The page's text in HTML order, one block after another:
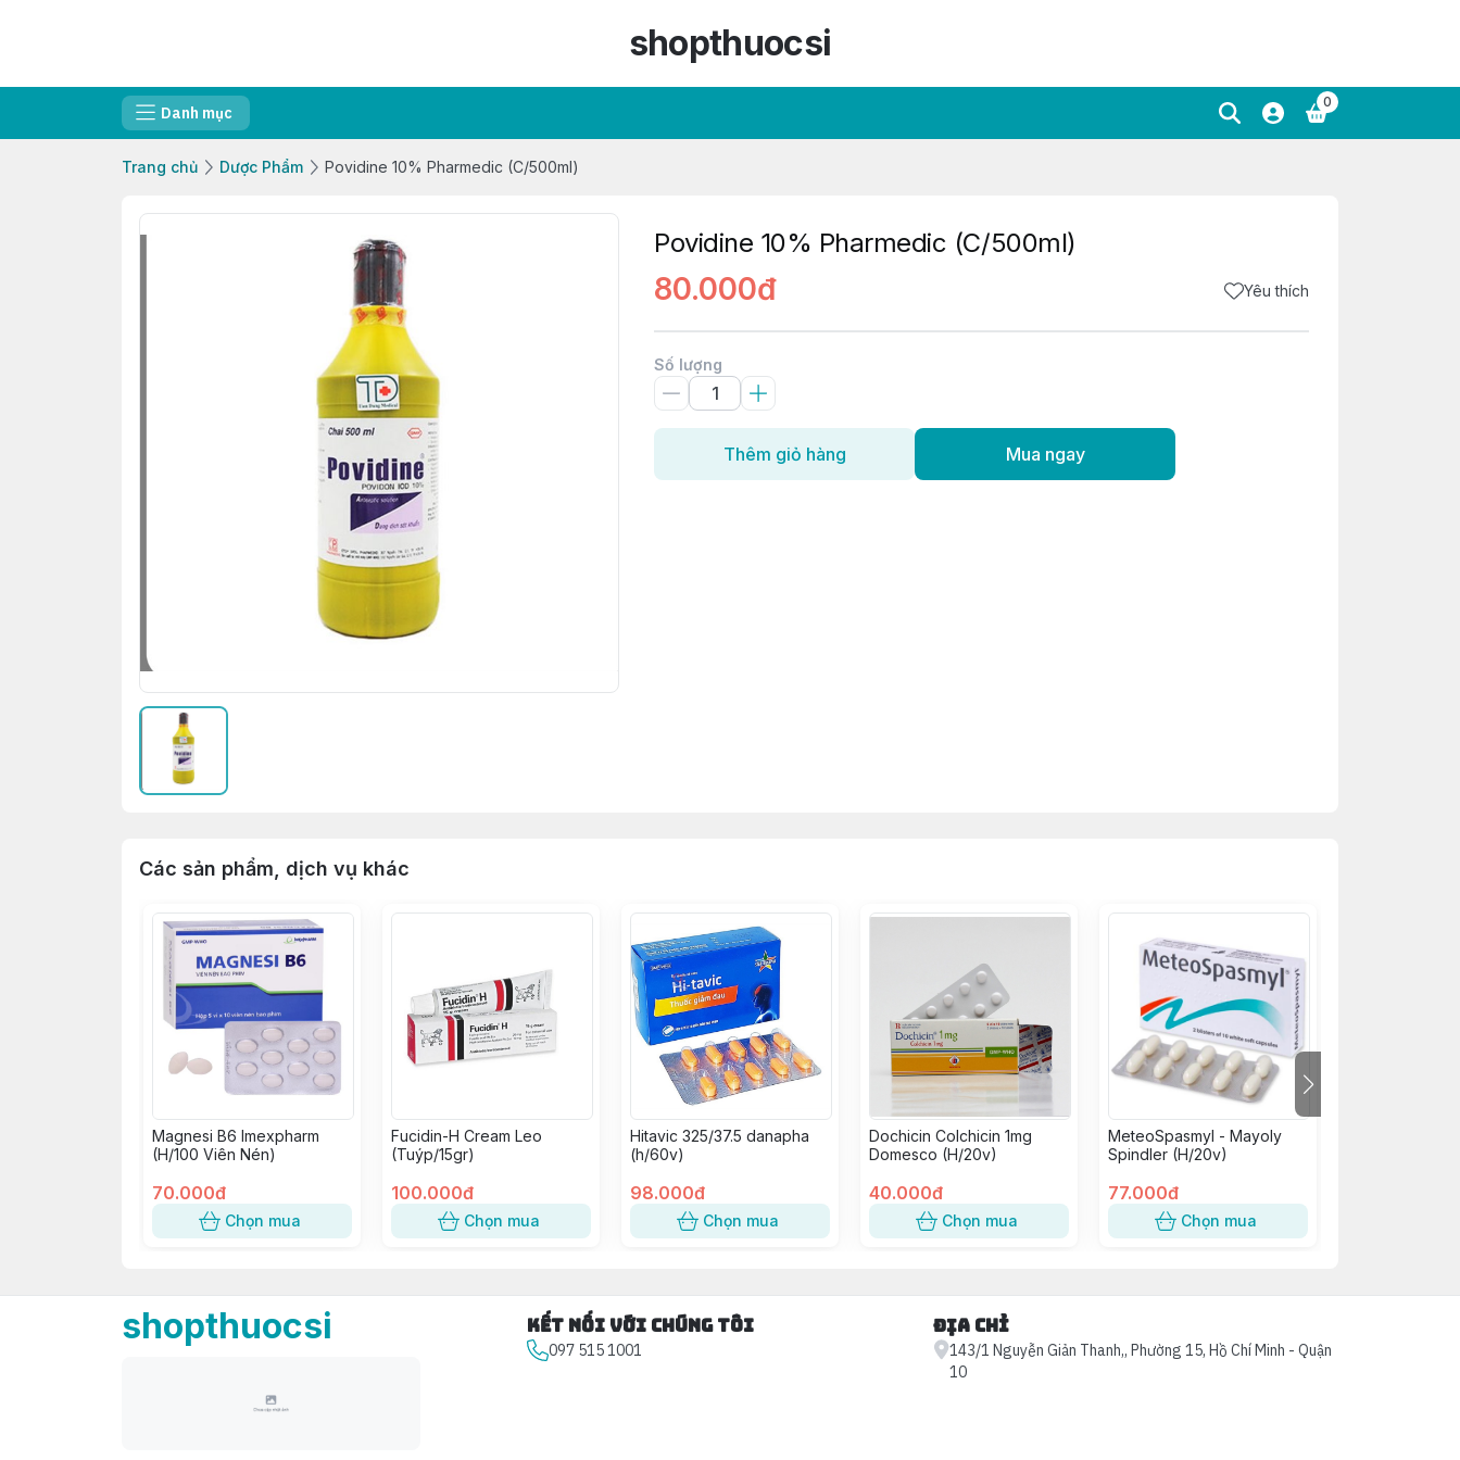
shopthuocsi
Danh mục
0
Trang chủ Dược Phẩm Povidine 10% Pharmedic (C/500ml)
Povidine 10% Pharmedic (C/500ml)
80.000đ Yêu thích
Số lượng
Thêm giỏ hàng Mua ngay
Các sản phẩm, dịch vụ khác
Magnesi B6 Imexpharm
(H/100 Viên Nén)
70.000đ
Chọn mua
Fucidin-H Cream Leo
(Tuýp/15gr)
100.000đ
Chọn mua
Hitavic 325/37.5 danapha
(h/60v)
98.000đ
Chọn mua
Dochicin Colchicin 1mg
Domesco (H/20v)
40.000đ
Chọn mua
MeteoSpasmyl - Mayoly
Spindler (H/20v)
77.000đ
Chọn mua
shopthuocsi Kết nối với chúng tôi
097 515 1001
Địa chỉ
143/1 Nguyễn Giản Thanh,, Phường 15, Hồ Chí Minh - Quận
10